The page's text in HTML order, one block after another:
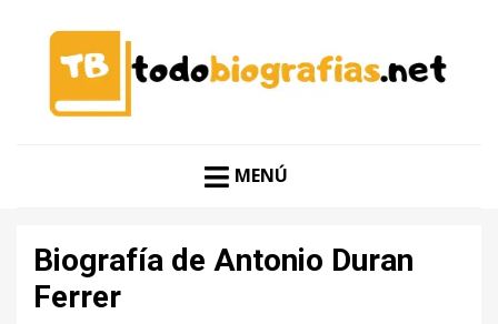
TODO BIOGRAFÍAS
MENÚ
Biografía de Antonio Duran
Ferrer